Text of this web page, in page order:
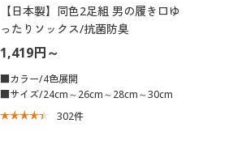
【日本製】同色2足組 男の履き口ゆ
ったりソックス/抗菌防臭
1,419円～
■カラー/4色展開
■サイズ/24cm～26cm～28cm～30cm
302件